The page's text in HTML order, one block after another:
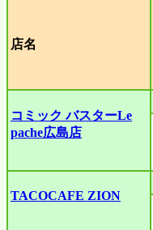
店名
コミック バスターLe
pache広島店
TACOCAFE ZION